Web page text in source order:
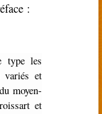
:
variés et
moyen-
et